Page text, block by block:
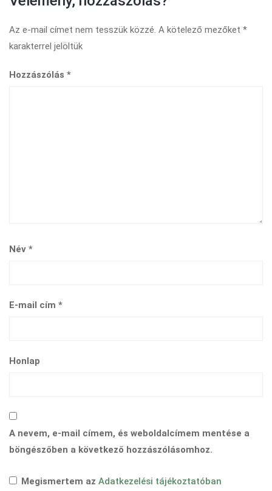
Az e-mail címet nem tesszük közzé. A kötelező mezőket *
karakterrel jelöltük
Hozzászólás *
Név *
E-mail cím *
Honlap
A nevem, e-mail címem, és weboldalcímem mentése a
böngészőben a következő hozzászólásomhoz.
Megismertem az Adatkezelési tájékoztatóban